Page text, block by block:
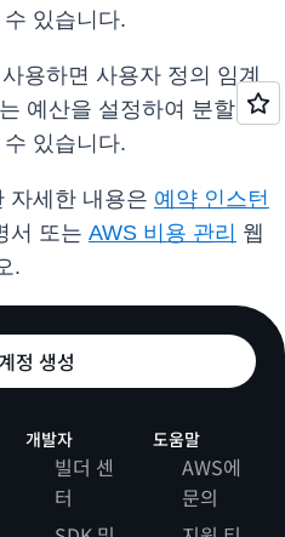
있습니다.
용하면 사용자 정의 임계
예산을 설정하여 분할 상
있습니다.
자세한 내용은 예약 인스턴
서 또는 AWS 비용 관리 웹
.
정 생성
개발자
빌더 센
터
도움말
AWS에
문의